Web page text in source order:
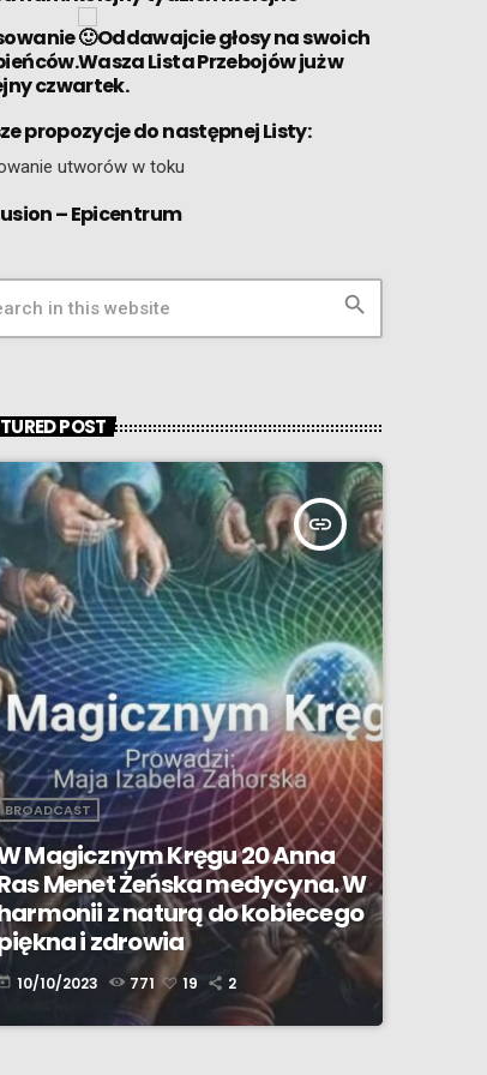
Oddawajcie głosy na swoich
Lista Przebojów już w
czwartek.
propozycje do następnej Listy:
utworów w toku
– Epicentrum
search
POST
insert_link
BROADCAST
Magicznym Kręgu 20 Anna
Menet Żeńska medycyna. W
z naturą do kobiecego
i zdrowia
10/10/2023 771 19 2